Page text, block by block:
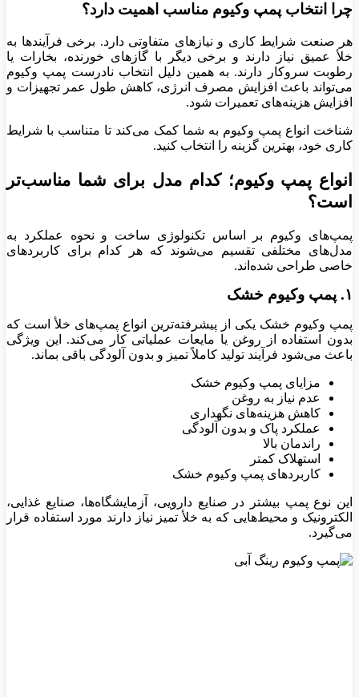
چرا انتخاب پمپ وکیوم مناسب اهمیت دارد؟
هر صنعت شرایط کاری و نیازهای متفاوتی دارد. برخی فرآیندها به
خلأ عمیق نیاز دارند و برخی دیگر با گازهای خورنده، بخارات یا
رطوبت سروکار دارند. به همین دلیل انتخاب نادرست پمپ وکیوم
می‌تواند باعث افزایش مصرف انرژی، کاهش طول عمر تجهیزات و
افزایش هزینه‌های تعمیرات شود.
شناخت انواع پمپ وکیوم به شما کمک می‌کند تا متناسب با شرایط
کاری خود، بهترین گزینه را انتخاب کنید.
انواع پمپ وکیوم؛ کدام مدل برای شما مناسب‌تر
است؟
پمپ‌های وکیوم بر اساس تکنولوژی ساخت و نحوه عملکرد به
مدل‌های مختلفی تقسیم می‌شوند که هر کدام برای کاربردهای
خاصی طراحی شده‌اند.
۱. پمپ وکیوم خشک
پمپ وکیوم خشک یکی از پیشرفته‌ترین انواع پمپ‌های خلأ است که
بدون استفاده از روغن یا مایعات عملیاتی کار می‌کند. این ویژگی
باعث می‌شود فرآیند تولید کاملاً تمیز و بدون آلودگی باقی بماند.
مزایای پمپ وکیوم خشک
عدم نیاز به روغن
کاهش هزینه‌های نگهداری
عملکرد پاک و بدون آلودگی
راندمان بالا
استهلاک کمتر
کاربردهای پمپ وکیوم خشک
این نوع پمپ بیشتر در صنایع دارویی، آزمایشگاه‌ها، صنایع غذایی،
الکترونیک و محیط‌هایی که به خلأ تمیز نیاز دارند مورد استفاده قرار
می‌گیرد.